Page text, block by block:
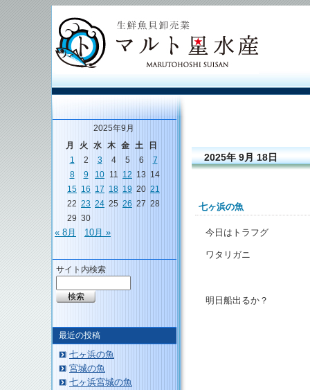
2025年 9月 18日
七ヶ浜の魚
今日はトラフグ
ワタリガニ
明日船出るか？
2025年9月
月
火 水 木 金 土
日
1
2 3 4 5 6
7
8
9 10 11 12 13 14
15 16 17 18 19 20 21
22 23 24 25 26 27 28
29 30
« 8月 10月 »
サイト内検索
最近の投稿
七ヶ浜の魚
宮城の魚
七ヶ浜宮城の魚